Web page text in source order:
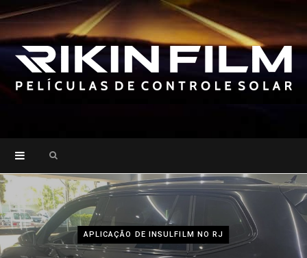
for:
APLICAÇÃO DE INSULFILM NO RJ